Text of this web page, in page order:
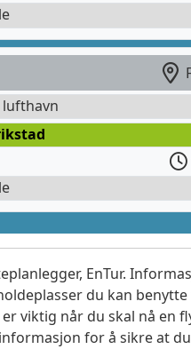
lufthavn
EnTur.
du kan
viktig når du skal nå en
for å sikre at